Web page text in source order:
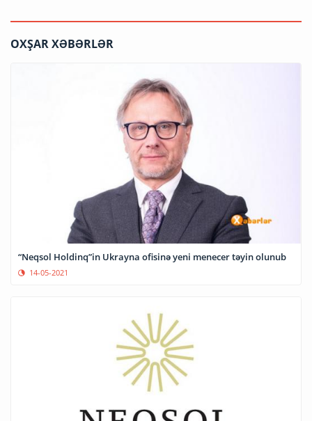
OXŞAR XƏBƏRLƏR
“Neqsol Holdinq”in Ukrayna ofisinə yeni menecer təyin olunub
14-05-2021